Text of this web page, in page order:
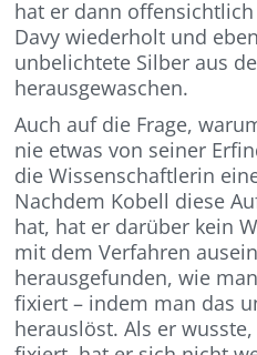
hat er dann
Davy wiederholt und
unbelichtete Silber aus
herausgewaschen.
Auch auf die Frage,
nie etwas von seiner
die Wissenschaftlerin
Nachdem Kobell diese
hat, hat er darüber kein
mit dem Verfahren
herausgefunden, wie
fixiert – indem man das
herauslöst. Als er